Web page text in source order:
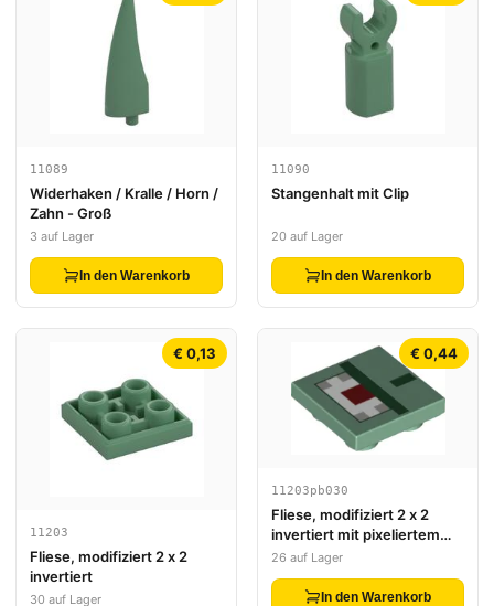
11089
Widerhaken / Kralle / Horn /
Zahn - Groß
3 auf Lager
In den Warenkorb
11090
Stangenhalt mit Clip
20 auf Lager
In den Warenkorb
€ 0,13
11203
Fliese, modifiziert 2 x 2
invertiert
30 auf Lager
€ 0,44
11203pb030
Fliese, modifiziert 2 x 2
invertiert mit pixeliertem
dunkelgrünem,
grauem Muster (Minecraft
26 auf Lager
In den Warenkorb